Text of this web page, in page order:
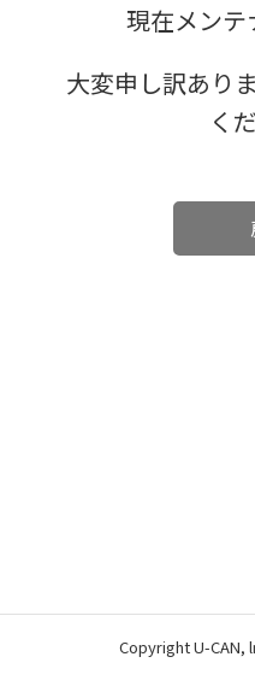
現在メンテ
大変申し訳あり
く
Copyright U-CAN,